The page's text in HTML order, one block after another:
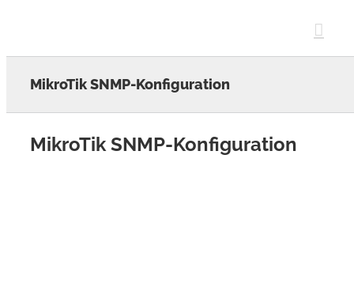
MikroTik SNMP-Konfiguration
MikroTik SNMP-Konfiguration